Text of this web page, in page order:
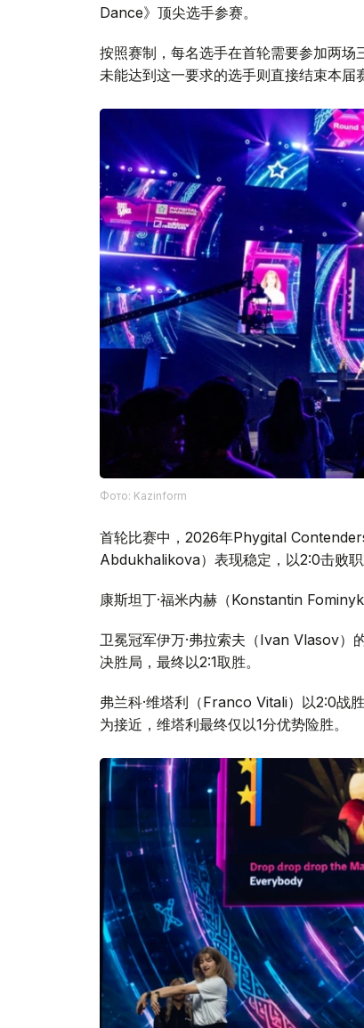
Dance》顶尖选手参赛。
按照赛制，每名选手在首轮需要参加两场
未能达到这一要求的选手则直接结束本届
Фото: Kazinform
首轮比赛中，2026年Phygital
Abdukhalikova）表现稳定，以2:0击败
康斯坦丁·福米内赫（Konstantin
卫冕冠军伊万·弗拉索夫（Ivan Vlasov）
决胜局，最终以2:1取胜。
弗兰科·维塔利（Franco Vitali）以2:0战
为接近，维塔利最终仅以1分优势险胜。